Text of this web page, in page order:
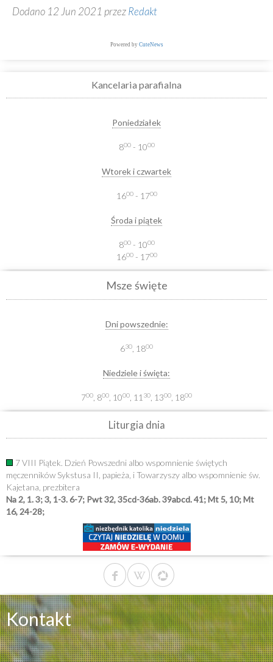
Dodano 12 Jun 2021 przezRedakt
Powered by CuteNews
Kancelaria parafialna
Poniedziałek
800- 1000
Wtorek i czwartek
1600- 1700
Środa i piątek
800- 1000
1600- 1700
Msze święte
Dni powszednie:
630 , 1800
Niedziele i święta:
700 , 800 , 1000 , 11 30 , 1300 , 1800
Liturgia dnia
7 VIII Piątek. Dzień Powszedni albo wspomnienie świętych
męczenników Sykstusa II, papieża, i Towarzyszy albo wspomnienie św.
Kajetana, prezbitera
Na 2, 1. 3; 3, 1-3. 6-7; Pwt 32, 35cd-36ab. 39abcd. 41; Mt 5, 10; Mt
16, 24-28;
Kontakt